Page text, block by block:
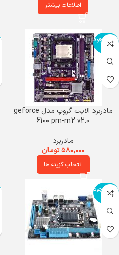
اطلاعات بیشتر
اتمام موجود
ی
مادربرد الایت گروپ مدل geforce
6100 pm-m2 v2.0
مادربرد
۵۸۰,۰۰۰تومان
انتخاب گزینه ها
اتمام موجود
ی